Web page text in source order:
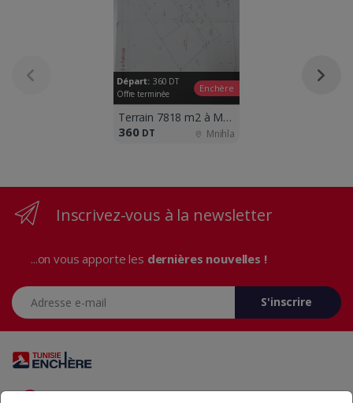
Départ: 360 DT
Offre terminée
Enchère
Terrain 7818 m2 à Mnihla
360 DT Mnihla
Inscrivez-vous à la newsletter
...on vous apporte les dernières nouvelles !
Adresse e-mail
S'inscrire
Vous avez des questions? Appelez-nous 24/7!